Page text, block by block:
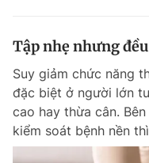
Tập nhẹ nhưng
Suy giảm chức năng
đặc biệt ở người lớn
cao hay thừa cân.
kiểm soát bệnh nền